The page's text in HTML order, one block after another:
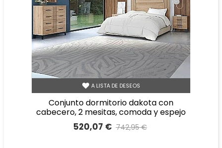
A LISTA DE DESEOS
conjunto dormitorio dakota con
cabecero, 2 mesitas, comoda y espejo
520,07 € 742,95 €